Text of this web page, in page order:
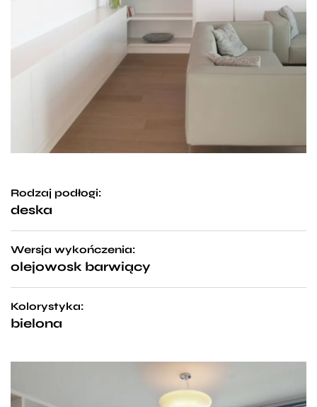
Rodzaj podłogi:
deska
Wersja wykończenia:
olejowosk barwiący
Kolorystyka:
bielona